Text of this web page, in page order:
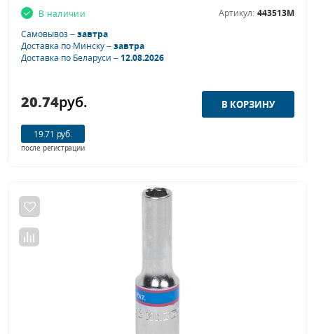
В наличии
Артикул: 443513M
Самовывоз –завтра
Доставка по Минску –завтра
Доставка по Беларуси –12.08.2026
20.74руб.
19.71 руб.
после регистрации